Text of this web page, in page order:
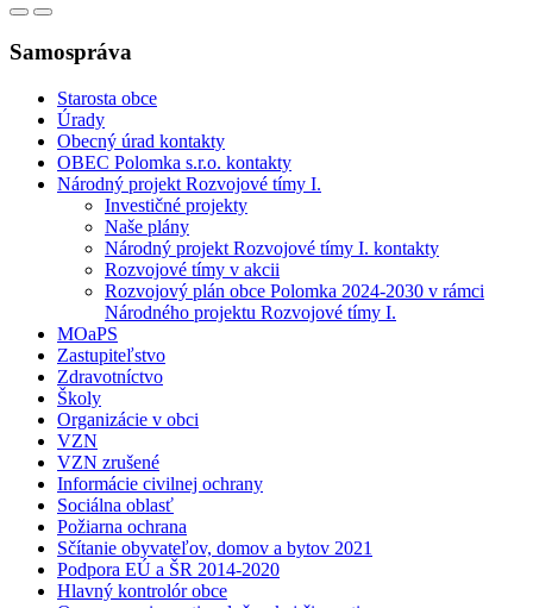
Samospráva
Starosta obce
Úrady
Obecný úrad kontakty
OBEC Polomka s.r.o. kontakty
Národný projekt Rozvojové tímy I.
Investičné projekty
Naše plány
Národný projekt Rozvojové tímy I. kontakty
Rozvojové tímy v akcii
Rozvojový plán obce Polomka 2024-2030 v rámci
Národného projektu Rozvojové tímy I.
MOaPS
Zastupiteľstvo
Zdravotníctvo
Školy
Organizácie v obci
VZN
VZN zrušené
Informácie civilnej ochrany
Sociálna oblasť
Požiarna ochrana
Sčítanie obyvateľov, domov a bytov 2021
Podpora EÚ a ŠR 2014-2020
Hlavný kontrolór obce